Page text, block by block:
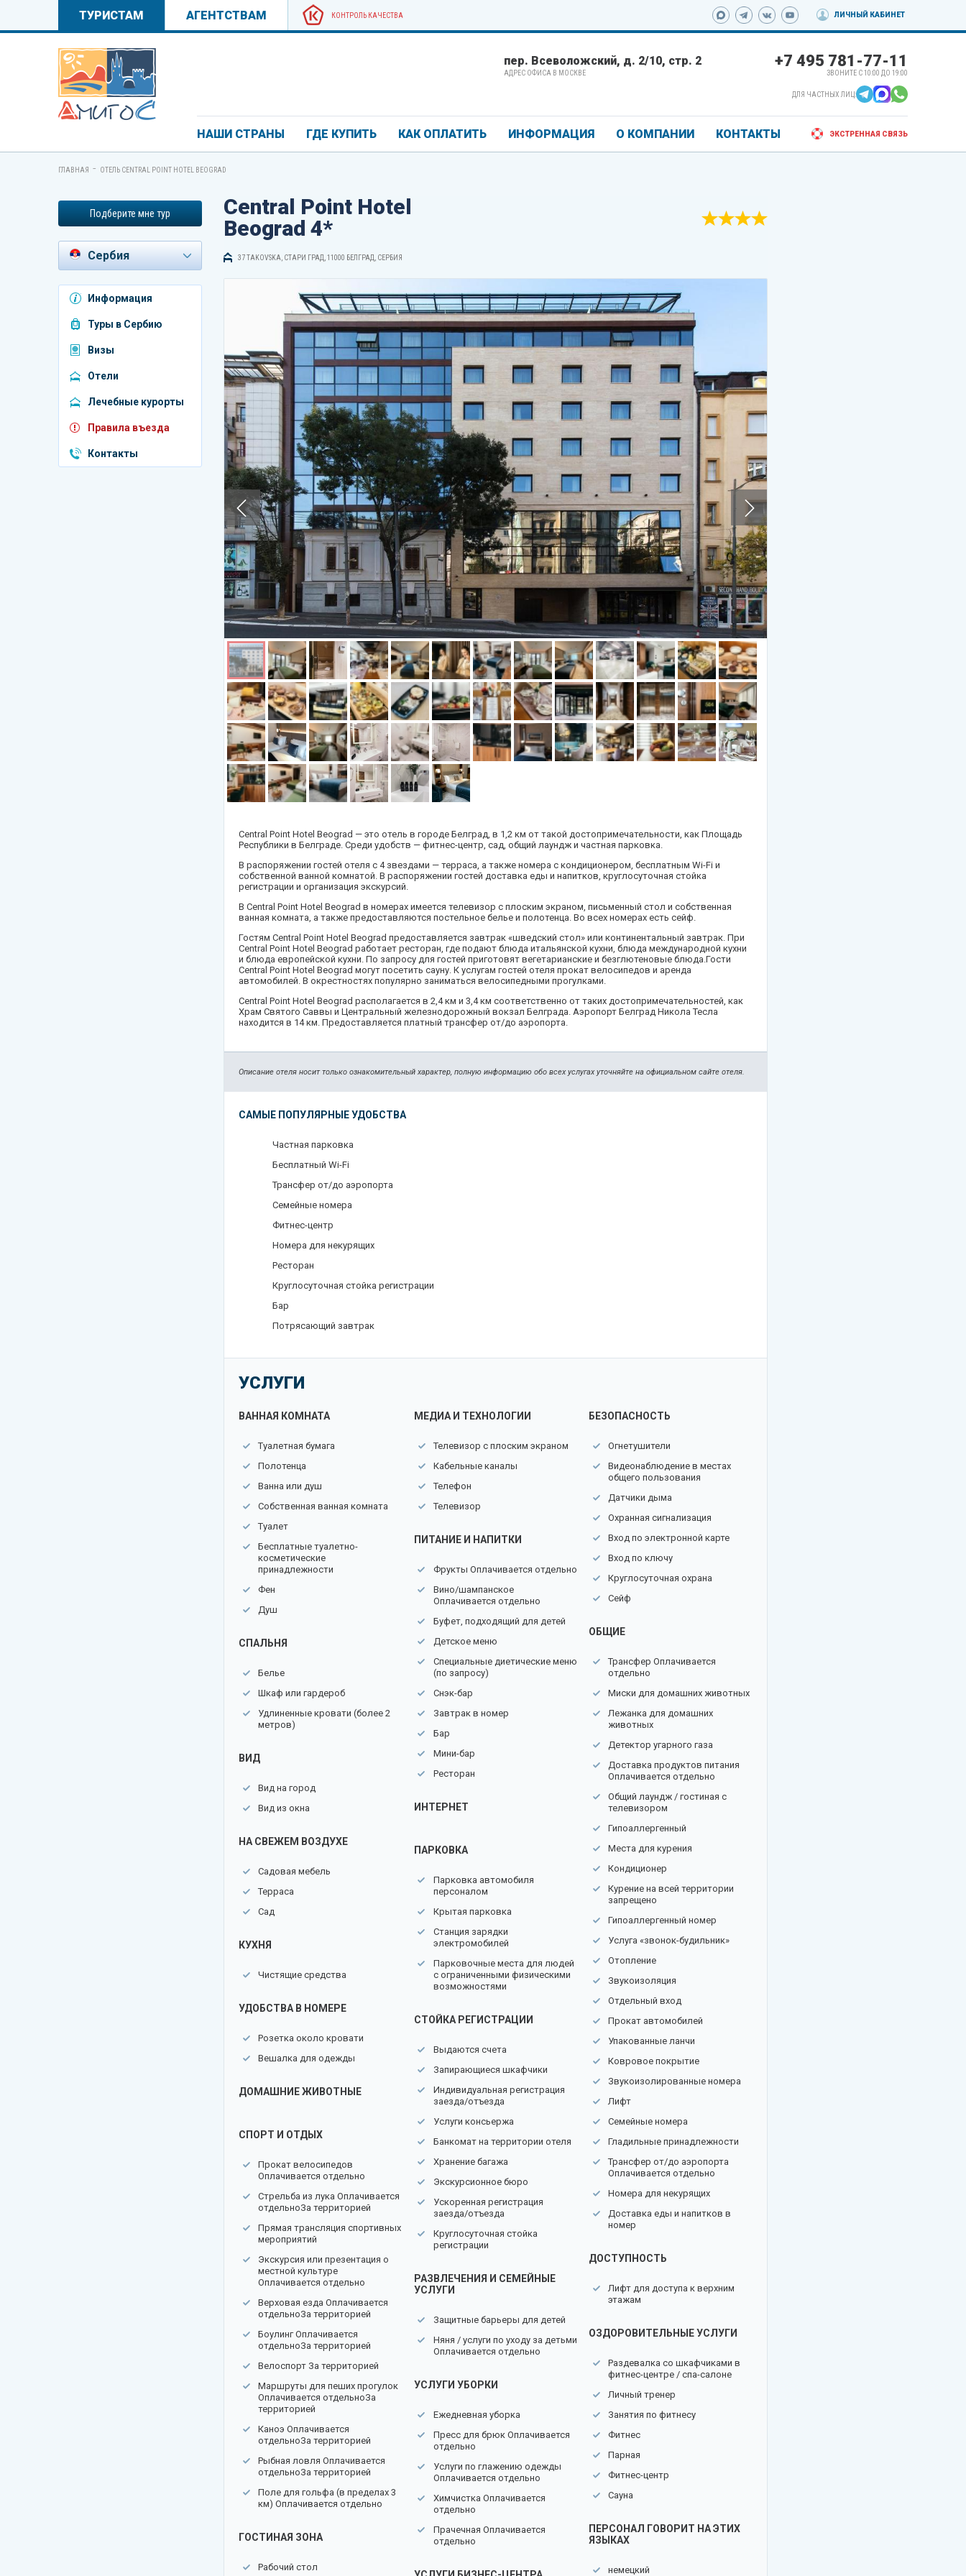
ТУРИСТАМ АГЕНТСТВАМ КОНТРОЛЬ КАЧЕСТВА ЛИЧНЫЙ КАБИНЕТ
пер. Всеволожский, д. 2/10, стр. 2
АДРЕС ОФИСА В МОСКВЕ
+7 495 781-77-11
ЗВОНИТЕ С 10:00 ДО 19:00
ДЛЯ ЧАСТНЫХ ЛИЦ:
НАШИ СТРАНЫ ГДЕ КУПИТЬ КАК ОПЛАТИТЬ ИНФОРМАЦИЯ О КОМПАНИИ КОНТАКТЫ ЭКСТРЕННАЯ СВЯЗЬ
ГЛАВНАЯ - ОТЕЛЬ CENTRAL POINT HOTEL BEOGRAD
Подберите мне тур
Сербия
Азербайджан
Информация
Туры в Сербию
Визы
Отели
Лечебные курорты
Правила въезда
Контакты
Central Point Hotel
Beograd 4*
37 TAKOVSKA, СТАРИ ГРАД, 11000 БЕЛГРАД, СЕРБИЯ
Central Point Hotel Beograd — это отель в городе Белград, в 1,2 км от такой достопримечательности, как Площадь
Республики в Белграде. Среди удобств — фитнес-центр, сад, общий лаундж и частная парковка.
В распоряжении гостей отеля с 4 звездами — терраса, а также номера с кондиционером, бесплатным Wi-Fi и
собственной ванной комнатой. В распоряжении гостей доставка еды и напитков, круглосуточная стойка
регистрации и организация экскурсий.
В Central Point Hotel Beograd в номерах имеется телевизор с плоским экраном, письменный стол и собственная
ванная комната, а также предоставляются постельное белье и полотенца. Во всех номерах есть сейф.
Гостям Central Point Hotel Beograd предоставляется завтрак «шведский стол» или континентальный завтрак. При
Central Point Hotel Beograd работает ресторан, где подают блюда итальянской кухни, блюда международной кухни
и блюда европейской кухни. По запросу для гостей приготовят вегетарианские и безглютеновые блюда.Гости
Central Point Hotel Beograd могут посетить сауну. К услугам гостей отеля прокат велосипедов и аренда
автомобилей. В окрестностях популярно заниматься велосипедными прогулками.
Central Point Hotel Beograd располагается в 2,4 км и 3,4 км соответственно от таких достопримечательностей, как
Храм Святого Саввы и Центральный железнодорожный вокзал Белграда. Аэропорт Белград Никола Тесла
находится в 14 км. Предоставляется платный трансфер от/до аэропорта.
Описание отеля носит только ознакомительный характер, полную информацию обо всех услугах уточняйте на официальном сайте отеля.
САМЫЕ ПОПУЛЯРНЫЕ УДОБСТВА
Частная парковка
Бесплатный Wi-Fi
Трансфер от/до аэропорта
Семейные номера
Фитнес-центр
Номера для некурящих
Ресторан
Круглосуточная стойка регистрации
Бар
Потрясающий завтрак
УСЛУГИ
ВАННАЯ КОМНАТА
Туалетная бумага
Полотенца
Ванна или душ
Собственная ванная комната
Туалет
Бесплатные туалетно-
косметические
принадлежности
Фен
Душ
СПАЛЬНЯ
Белье
Шкаф или гардероб
Удлиненные кровати (более 2
метров)
ВИД
Вид на город
Вид из окна
НА СВЕЖЕМ ВОЗДУХЕ
Садовая мебель
Терраса
Сад
КУХНЯ
Чистящие средства
УДОБСТВА В НОМЕРЕ
Розетка около кровати
Вешалка для одежды
ДОМАШНИЕ ЖИВОТНЫЕ
СПОРТ И ОТДЫХ
Прокат велосипедов
Оплачивается отдельно
Стрельба из лука Оплачивается
отдельноЗа территорией
Прямая трансляция спортивных
мероприятий
Экскурсия или презентация о
местной культуре
Оплачивается отдельно
Верховая езда Оплачивается
отдельноЗа территорией
Боулинг Оплачивается
отдельноЗа территорией
Велоспорт За территорией
Маршруты для пеших прогулок
Оплачивается отдельноЗа
территорией
Каноэ Оплачивается
отдельноЗа территорией
Рыбная ловля Оплачивается
отдельноЗа территорией
Поле для гольфа (в пределах 3
км) Оплачивается отдельно
ГОСТИНАЯ ЗОНА
Рабочий стол
МЕДИА И ТЕХНОЛОГИИ
Телевизор с плоским экраном
Кабельные каналы
Телефон
Телевизор
ПИТАНИЕ И НАПИТКИ
Фрукты Оплачивается отдельно
Вино/шампанское
Оплачивается отдельно
Буфет, подходящий для детей
Детское меню
Специальные диетические меню
(по запросу)
Снэк-бар
Завтрак в номер
Бар
Мини-бар
Ресторан
ИНТЕРНЕТ
ПАРКОВКА
Парковка автомобиля
персоналом
Крытая парковка
Cтанция зарядки
электромобилей
Парковочные места для людей
с ограниченными физическими
возможностями
СТОЙКА РЕГИСТРАЦИИ
Выдаются счета
Запирающиеся шкафчики
Индивидуальная регистрация
заезда/отъезда
Услуги консьержа
Банкомат на территории отеля
Хранение багажа
Экскурсионное бюро
Ускоренная регистрация
заезда/отъезда
Круглосуточная стойка
регистрации
РАЗВЛЕЧЕНИЯ И СЕМЕЙНЫЕ
УСЛУГИ
Защитные барьеры для детей
Няня / услуги по уходу за детьми
Оплачивается отдельно
УСЛУГИ УБОРКИ
Ежедневная уборка
Пресс для брюк Оплачивается
отдельно
Услуги по глажению одежды
Оплачивается отдельно
Химчистка Оплачивается
отдельно
Прачечная Оплачивается
отдельно
БЕЗОПАСНОСТЬ
Огнетушители
Видеонаблюдение в местах
общего пользования
Датчики дыма
Охранная сигнализация
Вход по электронной карте
Вход по ключу
Круглосуточная охрана
Сейф
ОБЩИЕ
Трансфер Оплачивается
отдельно
Миски для домашних животных
Лежанка для домашних
животных
Детектор угарного газа
Доставка продуктов питания
Оплачивается отдельно
Общий лаундж / гостиная с
телевизором
Гипоаллергенный
Места для курения
Кондиционер
Курение на всей территории
запрещено
Гипоаллергенный номер
Услуга «звонок-будильник»
Отопление
Звукоизоляция
Отдельный вход
Прокат автомобилей
Упакованные ланчи
Ковровое покрытие
Звукоизолированные номера
Лифт
Семейные номера
Гладильные принадлежности
Трансфер от/до аэропорта
Оплачивается отдельно
Номера для некурящих
Доставка еды и напитков в
номер
ДОСТУПНОСТЬ
Лифт для доступа к верхним
этажам
ОЗДОРОВИТЕЛЬНЫЕ УСЛУГИ
Раздевалка со шкафчиками в
фитнес-центре / спа-салоне
Личный тренер
Занятия по фитнесу
Фитнес
Парная
Фитнес-центр
Сауна
ПЕРСОНАЛ ГОВОРИТ НА ЭТИХ
ЯЗЫКАХ
немецкий